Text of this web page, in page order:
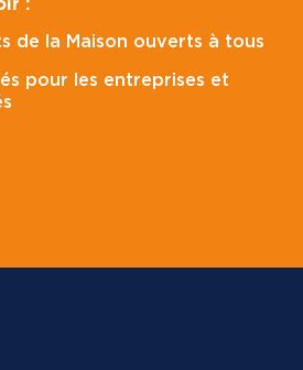
de la Maison ouverts à tous
pour les entreprises et